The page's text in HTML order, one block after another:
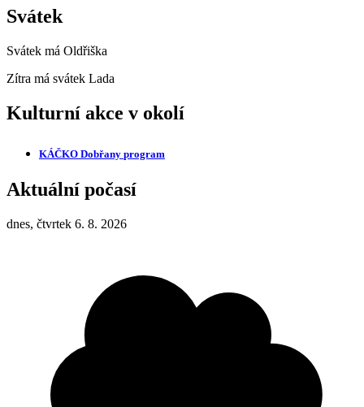
Svátek
Svátek má Oldřiška
Zítra má svátek Lada
Kulturní akce v okolí
KÁČKO Dobřany program
Aktuální počasí
dnes, čtvrtek 6. 8. 2026